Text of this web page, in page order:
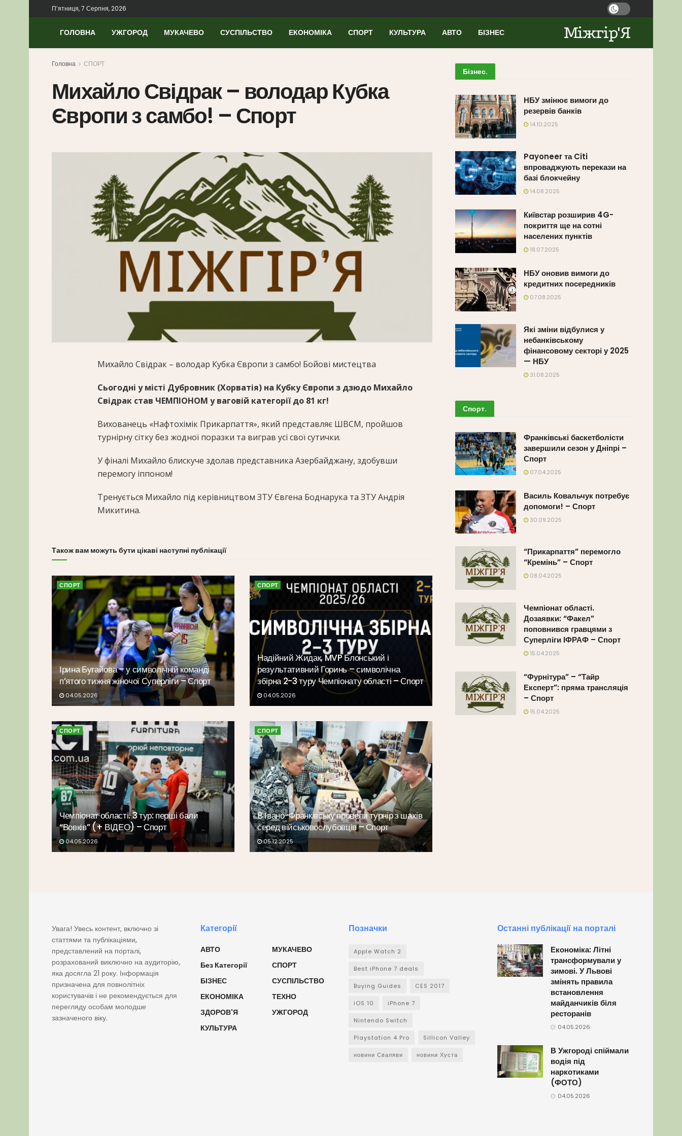
П’ятниця, 7 Серпня, 2026
ГОЛОВНА УЖГОРОД МУКАЧЕВО СУСПІЛЬСТВО ЕКОНОМІКА СПОРТ КУЛЬТУРА АВТО БІЗНЕС Міжгір'Я
Головна СПОРТ
Михайло Свідрак – володар Кубка
Європи з самбо! – Спорт
Михайло Свідрак – володар Кубка Європи з самбо! Бойові мистецтва
Сьогодні у місті Дубровник (Хорватія) на Кубку Європи з дзюдо Михайло
Свідрак став ЧЕМПІОНОМ у ваговій категорії до 81 кг!
Вихованець «Нафтохімік Прикарпаття», який представляє ШВСМ, пройшов
турнірну сітку без жодної поразки та виграв усі свої сутички.
У фіналі Михайло блискуче здолав представника Азербайджану, здобувши
перемогу іппоном!
Тренується Михайло під керівництвом ЗТУ Євгена Боднарука та ЗТУ Андрія
Микитина.
Також вам можуть бути цікаві наступні публікації
СПОРТ
Ірина Бугайова – у символічній команді
п’ятого тижня жіночої Суперліги – Спорт
04.05.2026
СПОРТ
Надійний Жидак, MVP Блонський і
результативний Горинь – символічна
збірна 2-3 туру Чемпіонату області – Спорт
04.05.2026
СПОРТ
Чемпіонат області. 3 тур: перші бали
“Вовків” (+ ВІДЕО) – Спорт
04.05.2026
СПОРТ
В Івано-Франківську провели турнір з шахів
серед військовослубовців – Спорт
05.12.2025
Бізнес.
НБУ змінює вимоги до
резервів банків
14.10.2025
Payoneer та Citi
впроваджують перекази на
базі блокчейну
14.08.2025
Київстар розширив 4G-
покриття ще на сотні
населених пунктів
18.07.2025
НБУ оновив вимоги до
кредитних посередників
07.08.2025
Які зміни відбулися у
небанківському
фінансовому секторі у 2025
— НБУ
31.08.2025
Спорт.
Франківські баскетболісти
завершили сезон у Дніпрі –
Спорт
07.04.2025
Василь Ковальчук потребує
допомоги! – Спорт
30.09.2025
“Прикарпаття” перемогло
“Кремінь” – Спорт
08.04.2025
Чемпіонат області.
Дозаявки: “Факел”
поповнився гравцями з
Суперліги ІФРАФ – Спорт
15.04.2025
“Фурнітура” – “Тайр
Експерт”: пряма трансляція
– Спорт
15.04.2025
Увага! Увесь контент, включно зі
статтями та публікаціями,
представлений на порталі,
розрахований виключно на аудиторію,
яка досягла 21 року. Інформація
призначена для повнолітніх
користувачів і не рекомендується для
перегляду особам молодше
зазначеного віку.
Категорії
АВТО
Без Категорії
БІЗНЕС
ЕКОНОМІКА
ЗДОРОВ'Я
КУЛЬТУРА
МУКАЧЕВО
СПОРТ
СУСПІЛЬСТВО
ТЕХНО
УЖГОРОД
Позначки
Apple Watch 2
Best iPhone 7 deals
Buying Guides CES 2017
iOS 10 iPhone 7
Nintendo Switch
Playstation 4 Pro Sillicon Valley
новини Сваляви новини Хуста
Останні публікації на порталі
Економіка: Літні
трансформували у
зимові. У Львові
змінять правила
встановлення
майданчиків біля
ресторанів
04.05.2026
В Ужгороді спіймали
водія під
наркотиками
(ФОТО)
04.05.2026